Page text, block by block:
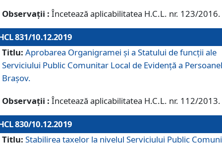
Observații : Încetează aplicabilitatea H.C.L. nr. 123/2016.
831/10.12.2019
Titlu: Aprobarea Organigramei și a Statului de funcții ale
Serviciului Public Comunitar Local de Evidență a
Brașov.
Observații : Încetează aplicabilitatea H.C.L. nr. 112/2013.
830/10.12.2019
Titlu: Stabilirea taxelor la nivelul Serviciului Public